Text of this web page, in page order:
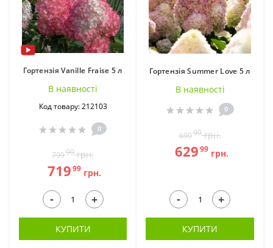
Гортензія Vanille Fraise 5 л
В наявностi
Код товару: 212103
0
79999грн.
71999 грн.
- +
КУПИТИ
Гортензія Summer Love 5 л
В наявностi
0
69999грн.
62999грн.
- +
КУПИТИ